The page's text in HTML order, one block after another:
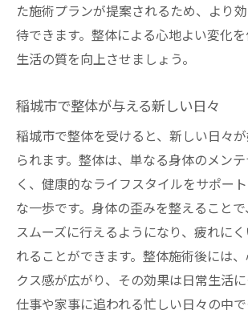
た施術プランが提案されるため、より
待できます。整体による心地よい変化
生活の質を向上させましょう。
稲城市で整体が与える新しい日々
稲城市で整体を受けると、新しい日々
られます。整体は、単なる身体のメン
く、健康的なライフスタイルをサポー
な一歩です。身体の歪みを整えること
スムーズに行えるようになり、疲れに
れることができます。整体施術後には
クス感が広がり、その効果は日常生活に
仕事や家事に追われる忙しい日々の中